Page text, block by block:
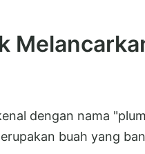
dengan nama
buah yang